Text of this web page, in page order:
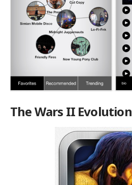
The Wars II Evolution